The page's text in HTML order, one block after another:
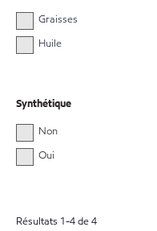
Graisses
Huile
Synthétique
Non
Oui
Résultats 1-4de4